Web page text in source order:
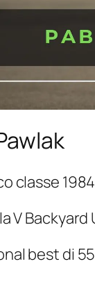
classe 1984
V
best di